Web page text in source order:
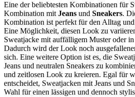
Eine der beliebtesten Kombinationen für
Kombination mitJeans und Sneakers.
Kombination ist perfekt für den Alltag
Eine Möglichkeit, diesen Look zu
Sweatjacke mit auffälligem Muster oder
Dadurch wird der Look noch
sich. Eine weitere Option ist es, die
Jeans und neutralen Sneakers zu
und zeitlosen Look zu kreieren. Egal für
entscheidet, Sweatjacken mit Jeans und
Wahl für einen lässigen und dennoch